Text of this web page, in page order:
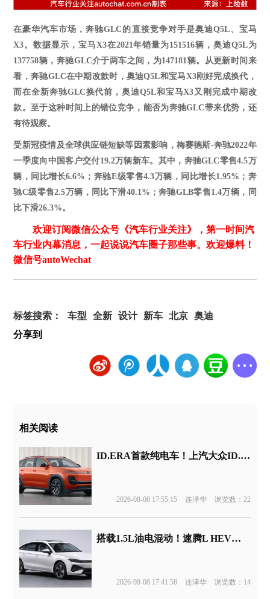
在豪华汽车市场，奔驰GLC的直接竞争对手是奥迪Q5L、宝马
X3。数据显示，宝马X3在2021年销量为151516辆，奥迪Q5L为
137758辆，奔驰GLC介于两车之间，为147181辆。从更新时间来
看，奔驰GLC在中期改款时，奥迪Q5L和宝马X3刚好完成换代，
而在全新奔驰GLC换代前，奥迪Q5L和宝马X3又刚完成中期改
款。至于这种时间上的错位竞争，能否为奔驰GLC带来优势，还
有待观察。
受新冠疫情及全球供应链短缺等因素影响，梅赛德斯-奔驰2022年
一季度向中国客户交付19.2万辆新车。其中，奔驰GLC零售4.5万
辆，同比增长6.6% ； 奔驰E级零售4.3万辆，同比增长1.95% ； 奔
驰C级零售2.5万辆，同比下滑40.1% ； 奔驰GLB零售1.4万辆，同
比下滑26.3%。
欢迎订阅微信公众号《汽车行业关注》，第一时间汽
车行业内幕消息，一起说说汽车圈子那些事。欢迎爆料！
微信号autoWechat
标签搜索： 车型 全新 设计 新车 北京
奥迪
分享到
相关阅读
ID.ERA首款纯电车！上汽大众ID.ERA 5X官图发布
2026-08-08 17:55:15 连泽华 浏览数：22
搭载1.5L油电混动！速腾L HEV版申报
2026-08-08 17:41:58 连泽华 浏览数：14